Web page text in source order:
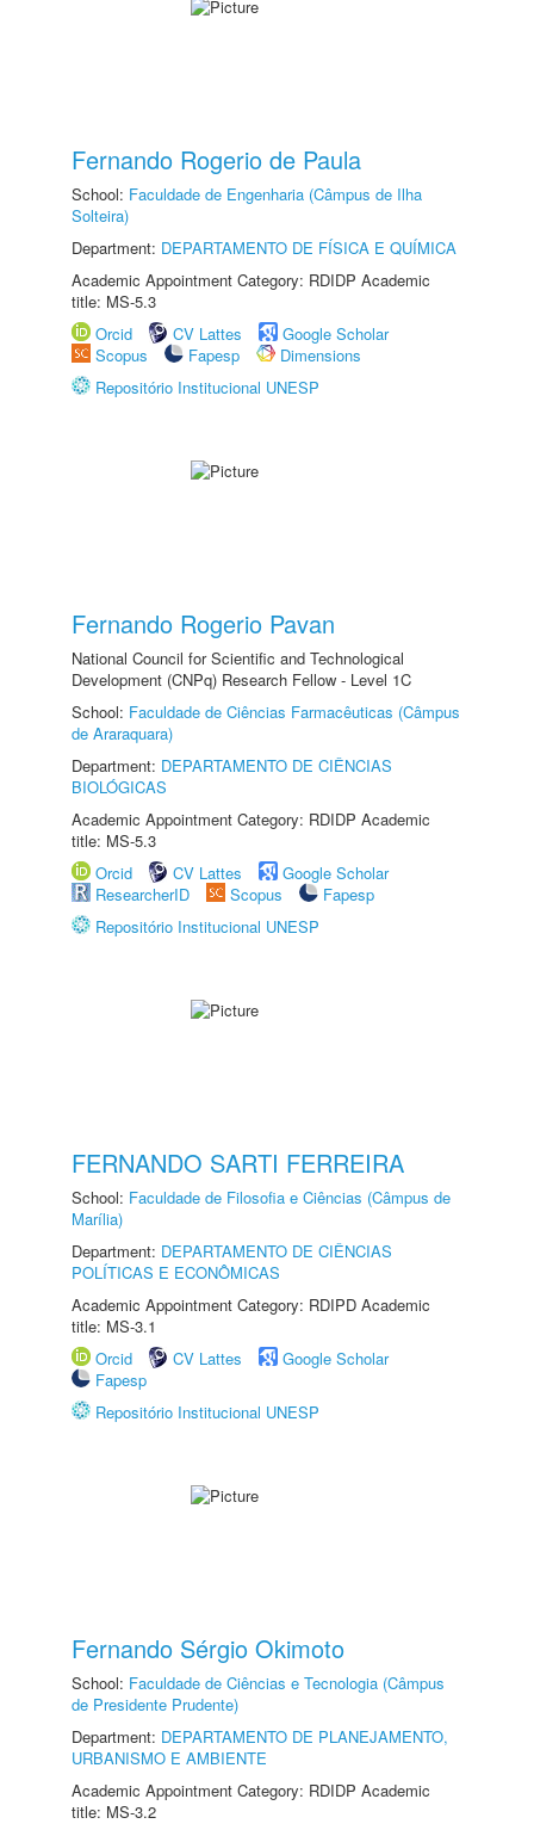
Fernando Rogerio de Paula
School: Faculdade de Engenharia (Câmpus de Ilha
Solteira)
Department: DEPARTAMENTO DE FÍSICA E QUÍMICA
Academic Appointment Category: RDIDP Academic
title: MS-5.3
Orcid
CV Lattes
Google Scholar
Scopus
Fapesp
Dimensions
Repositório Institucional UNESP
Fernando Rogerio Pavan
National Council for Scientific and Technological
Development (CNPq) Research Fellow - Level 1C
School: Faculdade de Ciências Farmacêuticas (Câmpus
de Araraquara)
Department: DEPARTAMENTO DE CIÊNCIAS
BIOLÓGICAS
Academic Appointment Category: RDIDP Academic
title: MS-5.3
Orcid
CV Lattes
Google Scholar
ResearcherID
Scopus
Fapesp
Repositório Institucional UNESP
FERNANDO SARTI FERREIRA
School: Faculdade de Filosofia e Ciências (Câmpus de
Marília)
Department: DEPARTAMENTO DE CIÊNCIAS
POLÍTICAS E ECONÔMICAS
Academic Appointment Category: RDIPD Academic
title: MS-3.1
Orcid
CV Lattes
Google Scholar
Fapesp
Repositório Institucional UNESP
Fernando Sérgio Okimoto
School: Faculdade de Ciências e Tecnologia (Câmpus
de Presidente Prudente)
Department: DEPARTAMENTO DE PLANEJAMENTO,
URBANISMO E AMBIENTE
Academic Appointment Category: RDIDP Academic
title: MS-3.2